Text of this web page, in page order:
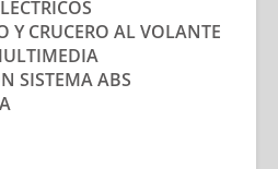
Y CRUCERO AL VOLANTE
SISTEMA ABS